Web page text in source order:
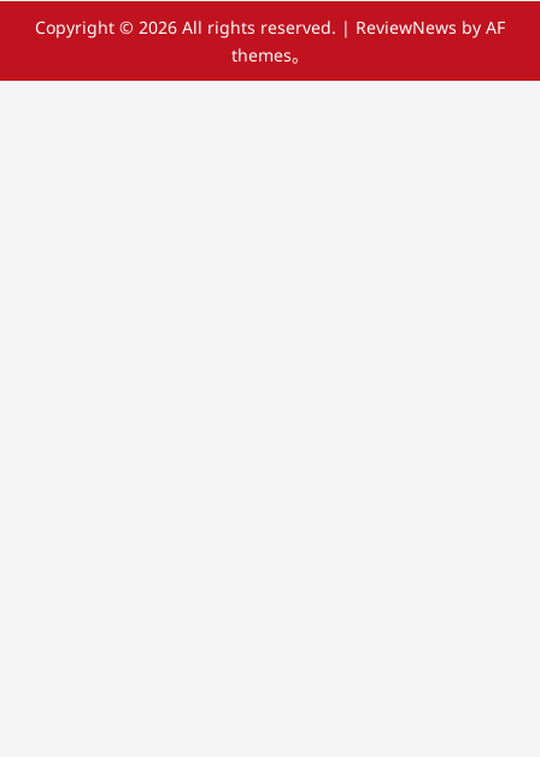
Copyright © 2026 All rights reserved. | ReviewNews by AF
themes。